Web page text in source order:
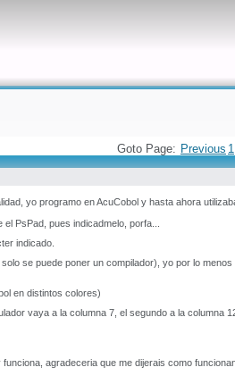
Goto Page: Previous 1
yo programo en AcuCobol y hasta ahora
PsPad, pues indicadmelo, porfa...
indicado.
se puede poner un compilador), yo por lo menos
en distintos colores)
vaya a la columna 7, el segundo a la columna
agradeceria que me dijerais como